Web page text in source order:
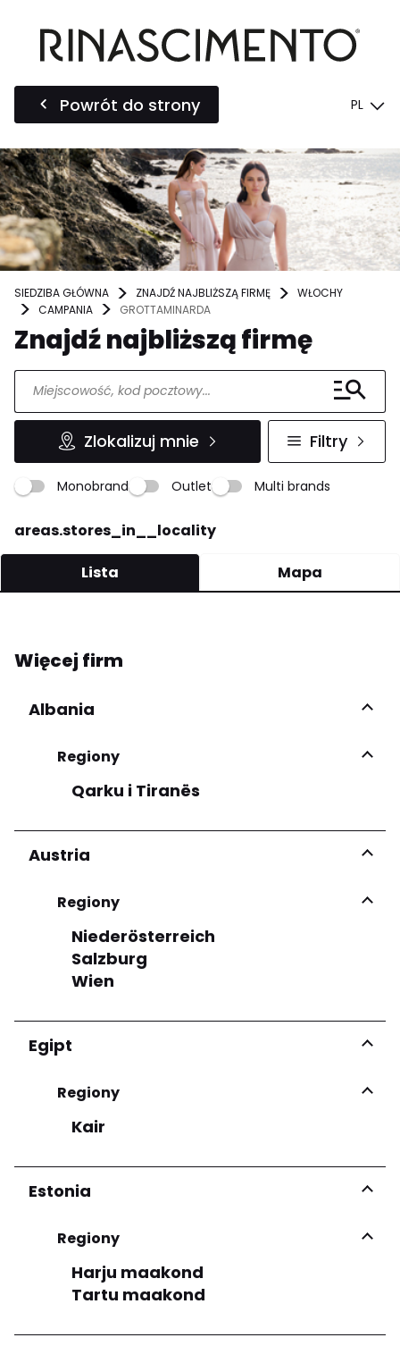
Powrót do strony PL
SIEDZIBA GŁÓWNA ZNAJDŹ NAJBLIŻSZĄ FIRMĘ
WŁOCHY
CAMPANIA
GROTTAMINARDA
Znajdź najbliższą firmę
Zlokalizuj mnie Filtry
Monobrand Outlet Multi brands
areas.stores_in__locality
Lista Mapa
GRAZIA BOUTIQUE
Via Aldo Moro 46 83035 Grottaminarda
Zobacz więcej
Więcej firm
Albania
Regiony
Qarku i Tiranës
Austria
Regiony
Niederösterreich
Salzburg
Wien
Egipt
Regiony
Kair
Estonia
Regiony
Harju maakond
Tartu maakond